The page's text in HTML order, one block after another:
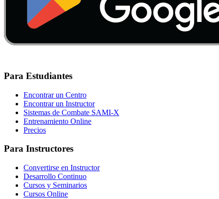
Para Estudiantes
Encontrar un Centro
Encontrar un Instructor
Sistemas de Combate SAMI-X
Entrenamiento Online
Precios
Para Instructores
Convertirse en Instructor
Desarrollo Continuo
Cursos y Seminarios
Cursos Online